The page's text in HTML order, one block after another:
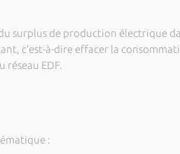
surplus de production électrique
c’est-à-dire effacer la
réseau EDF.
: